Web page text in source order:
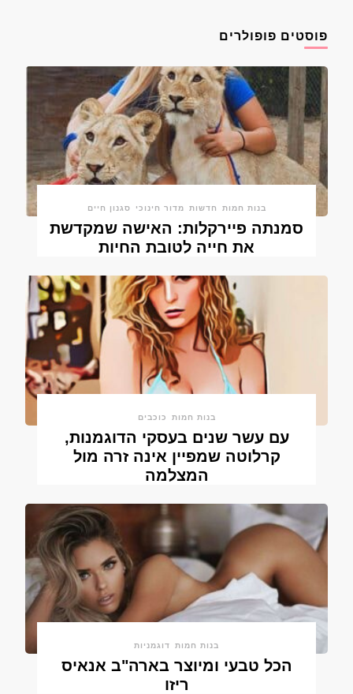
פוסטים פופולרים
בנות חמות חדשות מדור חינוכי סגנון חיים
סמנתה פיירקלות: האישה שמקדשת
את חייה לטובת החיות
בנות חמות כוכבים
עם עשר שנים בעסקי הדוגמנות,
קרלוטה שמפיין אינה זרה מול
המצלמה
בנות חמות דוגמניות
הכל טבעי ומיוצר בארה"ב אנאיס
ריזו